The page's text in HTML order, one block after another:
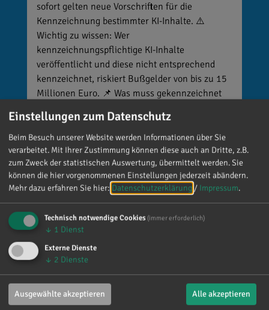
sofort gelten neue Vorschriften für die
Kennzeichnung bestimmter KI-Inhalte. ⚠️
Wichtig zu wissen: Wer
kennzeichnungspflichtige KI-Inhalte
veröffentlicht und diese nicht entsprechend
kennzeichnet, riskiert Bußgelder von bis zu 15
Millionen Euro. 📌 Was muss gekennzeichnet
werden? Unter anderem KI-generierte oder KI-
manipulierte Inhalte, die echte Personen, Orte
oder Ereignisse täuschend echt darstellen (z. B.
Deepfakes). 👥 Wer ist betroffen? Unternehmen,
Vereine, Medien, Influencer und viele weitere,
die entsprechende Inhalte veröffentlichen. Die
private Nutzung ist grundsätzlich
Inhalte veröffentlicht werden, zum Beispiel auf
💡 Wie muss gekennzeichnet werden? Es gibt
Hinweis muss jedoch klar erkennbar und gut
sichtbar sein.
Einstellungen zum Datenschutz
Beim Besuch unserer Website werden Informationen über Sie
verarbeitet. Mit Ihrer Zustimmung können diese auch an Dritte, z.B.
zum Zweck der statistischen Auswertung, übermittelt werden. Sie
können die hier vorgenommenen Einstellungen jederzeit abändern.
Mehr dazu erfahren Sie hier: Datenschutzerklärung / Impressum.
Technisch notwendige Cookies (immer erforderlich)
↓ 1 Dienst
Externe Dienste
↓ 2 Dienste
Ausgewählte akzeptieren Alle akzeptieren